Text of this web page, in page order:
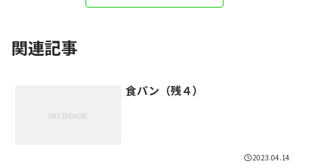
関連記事
食パン（残４）
2023.04.14